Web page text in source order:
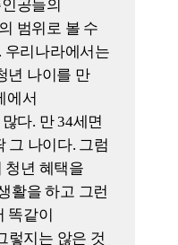
Quick Menu